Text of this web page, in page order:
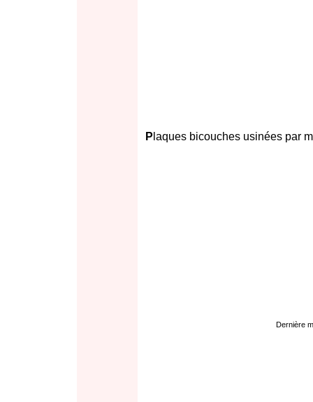
Dernière
P laques bicouches usinées par